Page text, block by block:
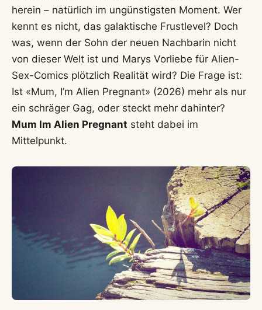
herein – natürlich im ungünstigsten Moment. Wer
kennt es nicht, das galaktische Frustlevel? Doch
was, wenn der Sohn der neuen Nachbarin nicht
von dieser Welt ist und Marys Vorliebe für Alien-
Sex-Comics plötzlich Realität wird? Die Frage ist:
Ist «Mum, I’m Alien Pregnant» (2026) mehr als nur
ein schräger Gag, oder steckt mehr dahinter?
Mum Im Alien Pregnant steht dabei im
Mittelpunkt.